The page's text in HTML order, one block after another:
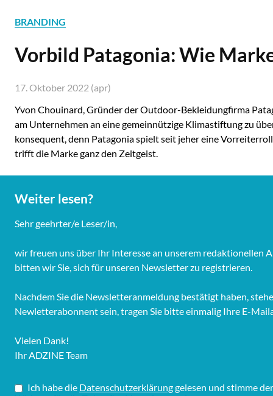
BRANDING
Vorbild Patagonia: Wie
17. Oktober 2022 (apr)
Yvon Chouinard, Gründer der Outdoor-Bekleidungfirma
am Unternehmen an eine gemeinnützige Klimastiftung zu
konsequent, denn Patagonia spielt seit jeher eine
trifft die Marke ganz den Zeitgeist.
Weiter lesen?
Sehr geehrter/e Leser/in,
wir freuen uns über Ihr Interesse an unserem redaktionellen
bitten wir Sie, sich für unseren Newsletter zu registrieren.
Nachdem Sie die Newsletteranmeldung bestätigt haben,
Newletterabonnent sein, tragen Sie bitte einmalig Ihre E-
Vielen Dank!
Ihr ADZINE Team
Ich habe die Datenschutzerklärunggelesen und stimme